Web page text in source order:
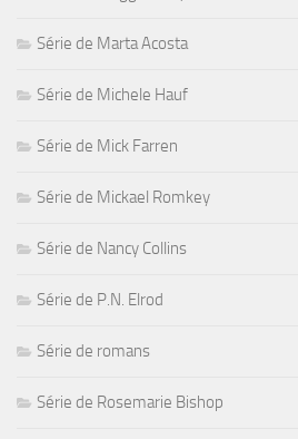
Série de Marta Acosta
Série de Michele Hauf
Série de Mick Farren
Série de Mickael Romkey
Série de Nancy Collins
Série de P.N. Elrod
Série de romans
Série de Rosemarie Bishop